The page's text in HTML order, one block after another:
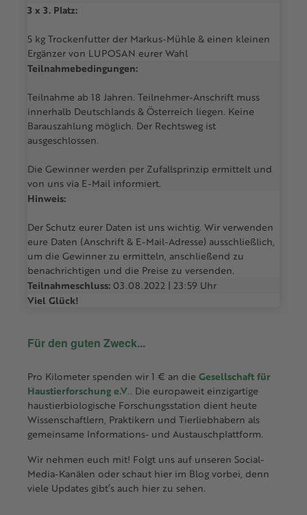
3 x 3. Platz:
5 kg Trockenfutter der Markus-Mühle & einen kleinen
Ergänzer von LUPOSAN eurer Wahl
Teilnahmebedingungen:
Teilnahme ab 18 Jahren. Teilnehmer-Anschrift muss
innerhalb Deutschlands & Österreich liegen. Keine
Barauszahlung möglich. Der Rechtsweg ist
ausgeschlossen.
Die Gewinner werden per Zufallsprinzip ermittelt und
von uns via E-Mail informiert.
Hinweis:
Der Schutz eurer Daten ist uns wichtig. Wir verwenden
eure Daten (Anschrift & E-Mail-Adresse) ausschließlich,
um die Gewinner zu ermitteln, anschließend zu
benachrichtigen und die Preise zu versenden.
Teilnahmeschluss: 03.08.2022 | 23:59 Uhr
Viel Glück!
Für den guten Zweck...
Pro Kilometer spenden wir 1 € an die Gesellschaft für
Haustierforschung e.V.. Die europaweit einzigartige
haustierbiologische Forschungsstation dient heute
Wissenschaftlern, Praktikern und Tierliebhabern als
gemeinsame Informations- und Austauschplattform.
Wir nehmen euch mit! Folgt uns auf unseren Social-
Media-Kanälen oder schaut hier im Blog vorbei, denn
viele Updates gibt’s auch hier zu sehen.